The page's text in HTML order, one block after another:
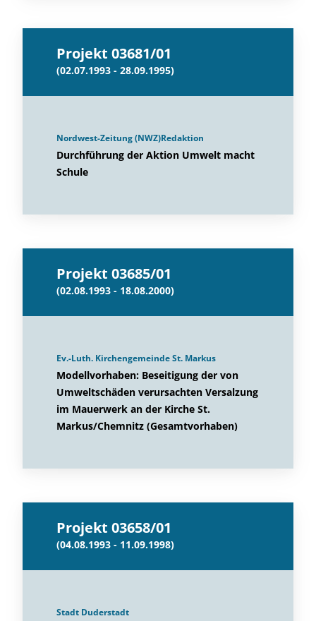
Projekt 03681/01
(02.07.1993 - 28.09.1995)
Nordwest-Zeitung (NWZ)Redaktion
Durchführung der Aktion Umwelt macht
Schule
Projekt 03685/01
(02.08.1993 - 18.08.2000)
Ev.-Luth. Kirchengemeinde St. Markus
Modellvorhaben: Beseitigung der von
Umweltschäden verursachten Versalzung
im Mauerwerk an der Kirche St.
Markus/Chemnitz (Gesamtvorhaben)
Projekt 03658/01
(04.08.1993 - 11.09.1998)
Stadt Duderstadt